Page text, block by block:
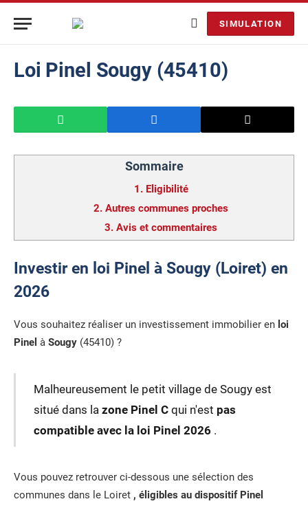
SIMULATION
Loi Pinel Sougy (45410)
Sommaire
1. Eligibilité
2. Autres communes proches
3. Avis et commentaires
Investir en loi Pinel à Sougy (Loiret) en
2026
Vous souhaitez réaliser un investissement immobilier en loi
Pinel à Sougy (45410) ?
Malheureusement le petit village de Sougy est
situé dans la zone Pinel Cqui n'est pas
compatible avec la loi Pinel 2026 .
Vous pouvez retrouver ci-dessous une sélection des
communes dans le Loiret , éligibles au dispositif Pinel